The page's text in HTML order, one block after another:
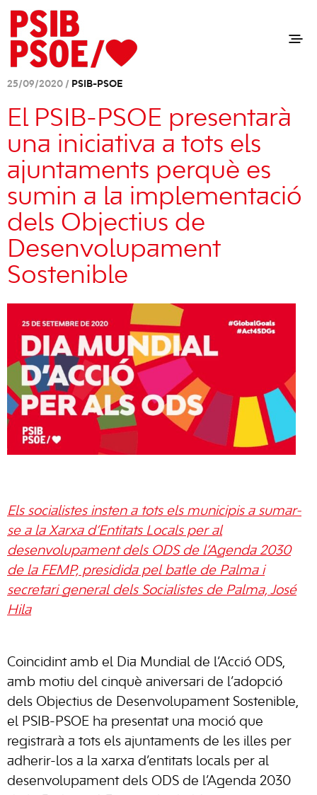
25/09/2020 / PSIB-PSOE
El PSIB-PSOE presentarà
una iniciativa a tots els
ajuntaments perquè es
sumin a la implementació
dels Objectius de
Desenvolupament
Sostenible
Els socialistes insten a tots els municipis a sumar-
se a la Xarxa d’Entitats Locals per al
desenvolupament dels ODS de l’Agenda 2030
de la FEMP, presidida pel batle de Palma i
secretari general dels Socialistes de Palma, José
Hila
Coincidint amb el Dia Mundial de l’Acció ODS,
amb motiu del cinquè aniversari de l’adopció
dels Objectius de Desenvolupament Sostenible,
el PSIB-PSOE ha presentat una moció que
registrarà a tots els ajuntaments de les illes per
adherir-los a la xarxa d’entitats locals per al
desenvolupament dels ODS de l’Agenda 2030